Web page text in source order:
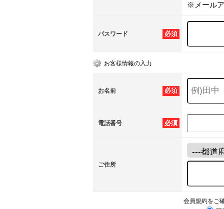
※メール
必須
パスワード
お客様情報の入力
必須
お名前
必須
電話番号
ご住所
会員規約をご